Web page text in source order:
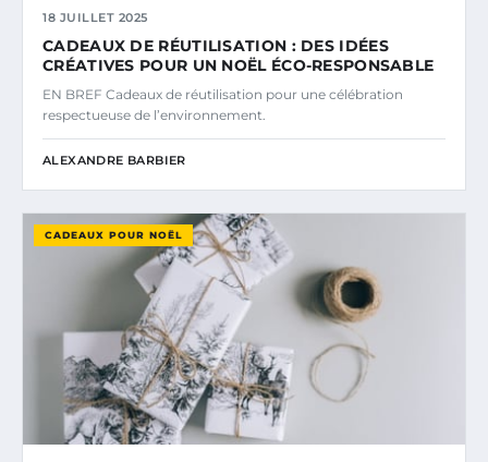
18 JUILLET 2025
CADEAUX DE RÉUTILISATION : DES IDÉES
CRÉATIVES POUR UN NOËL ÉCO-RESPONSABLE
EN BREF Cadeaux de réutilisation pour une célébration
respectueuse de l’environnement.
ALEXANDRE BARBIER
CADEAUX POUR NOËL